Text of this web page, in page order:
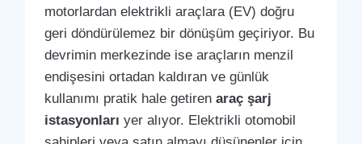
motorlardan elektrikli araçlara (EV) doğru
geri döndürülemez bir dönüşüm geçiriyor. Bu
devrimin merkezinde ise araçların menzil
endişesini ortadan kaldıran ve günlük
kullanımı pratik hale getiren araç şarj
istasyonları yer alıyor. Elektrikli otomobil